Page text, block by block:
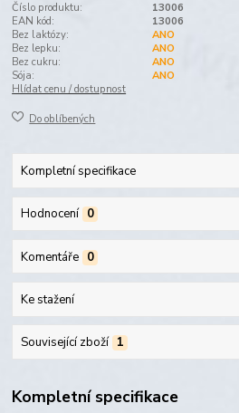
Číslo produktu:
13006
EAN kód:
13006
Bez laktózy:
ANO
Bez lepku:
ANO
Bez cukru:
ANO
Sója:
ANO
Hlídat cenu / dostupnost
Do oblíbených
Kompletní specifikace
Hodnocení 0
Komentáře 0
Ke stažení
Související zboží 1
Kompletní specifikace